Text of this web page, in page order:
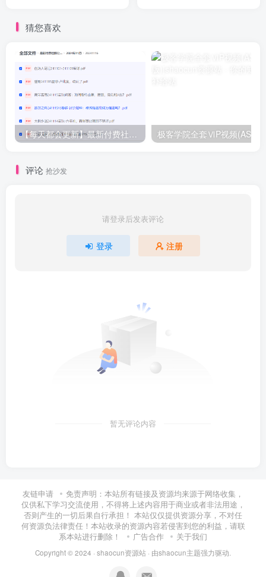
猜您喜欢
【每天都会更新】最新付费社群公众号文章 极客学院全套ⅥP视频(AS版)
评论 抢沙发
请登录后发表评论
登录 注册
暂无评论内容
友链申请
免责声明：本站所有链接及资源均来源于网络收集，
仅供私下学习交流使用，不得将上述内容用于商业或者非法用途，
否则产生的一切后果自行承担！ 本站仅仅提供资源分享，不对任
何资源负法律责任！本站收录的资源内容若侵害到您的利益，请联
系本站进行删除！
广告合作 关于我们
Copyright © 2024 · shaocun资源站 · 由shaocun主题强力驱动.